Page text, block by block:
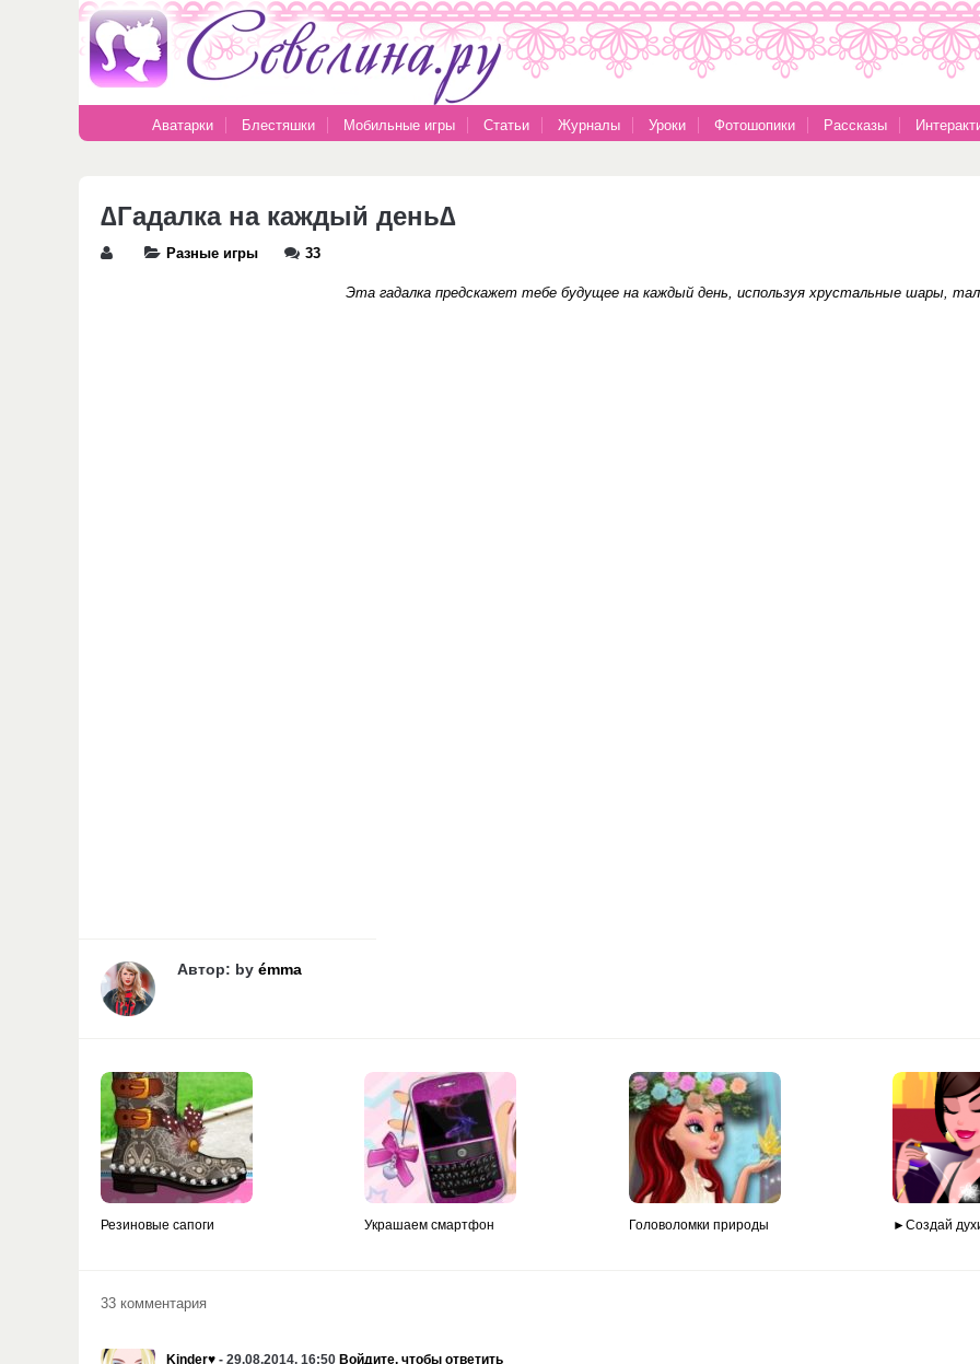
Аватарки Блестяшки Мобильные игры Статьи Журналы Уроки Фотошопики Рассказы
∆Гадалка на каждый день∆
Разные игры 33
Эта гадалка предскажет тебе будущее на каждый день, используя хрустальные шары,
Автор: by émma
Резиновые сапоги Украшаем смартфон Головоломки природы ►Создай
33 комментария
Kinder♥ - 29.08.2014, 16:50 Войдите, чтобы ответить